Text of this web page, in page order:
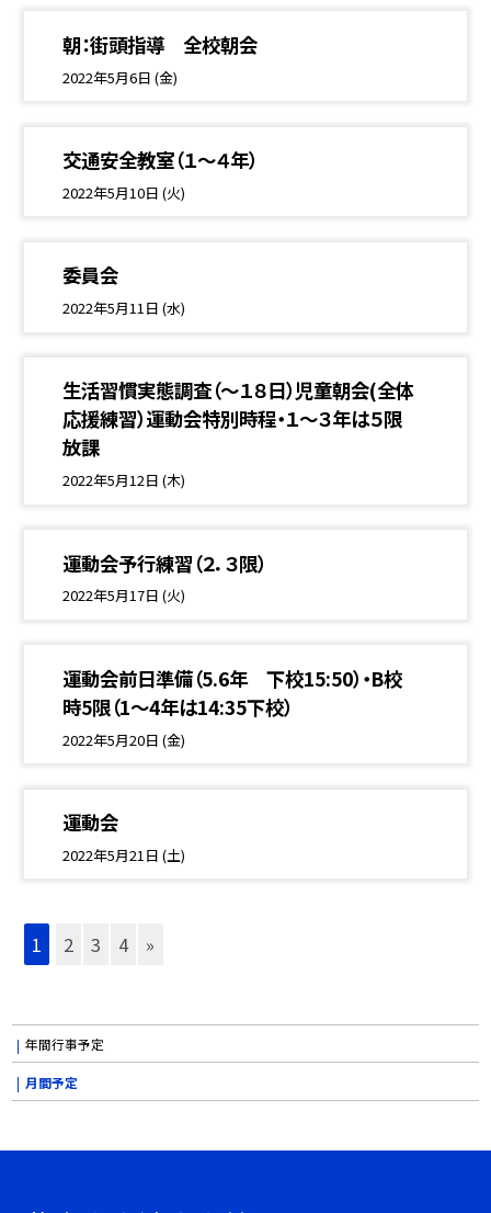
朝：街頭指導 全校朝会
2022年5月6日 (金)
交通安全教室（１〜４年）
2022年5月10日 (火)
委員会
2022年5月11日 (水)
生活習慣実態調査（〜１８日）児童朝会(全体
応援練習）運動会特別時程・１〜３年は５限
放課
2022年5月12日 (木)
運動会予行練習（２．３限）
2022年5月17日 (火)
運動会前日準備（5.6年 下校15:50）・B校
時5限（1〜4年は14:35下校）
2022年5月20日 (金)
運動会
2022年5月21日 (土)
1 2 3 4 »
年間行事予定
月間予定